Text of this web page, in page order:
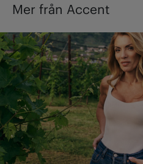
Mer från Accent